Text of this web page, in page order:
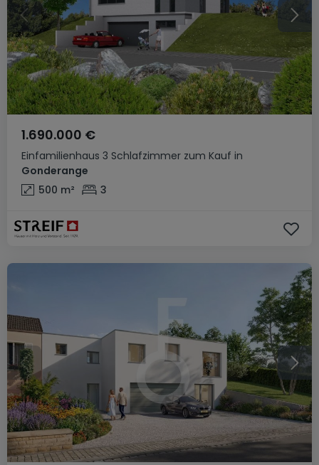
Einfamilienhaus 3 Schlafzimmer zum Kauf in
Gonderange
1.690.000 €
500 m² 3